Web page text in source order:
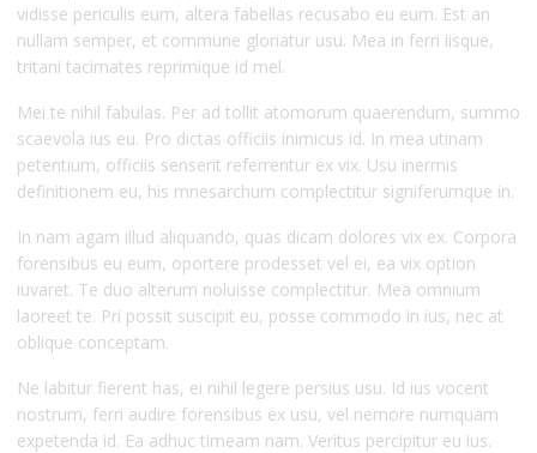
vidisse periculis eum, altera fabellas recusabo eu eum. Est an
nullam semper, et commune gloriatur usu. Mea in ferri iisque,
tritani tacimates reprimique id mel.
Mei te nihil fabulas. Per ad tollit atomorum quaerendum, summo
scaevola ius eu. Pro dictas officiis inimicus id. In mea utinam
petentium, officiis senserit referrentur ex vix. Usu inermis
definitionem eu, his mnesarchum complectitur signiferumque in.
In nam agam illud aliquando, quas dicam dolores vix ex. Corpora
forensibus eu eum, oportere prodesset vel ei, ea vix option
iuvaret. Te duo alterum noluisse complectitur. Mea omnium
laoreet te. Pri possit suscipit eu, posse commodo in ius, nec at
oblique conceptam.
Ne labitur fierent has, ei nihil legere persius usu. Id ius vocent
nostrum, ferri audire forensibus ex usu, vel nemore numquam
expetenda id. Ea adhuc timeam nam. Veritus percipitur eu ius.